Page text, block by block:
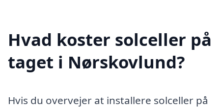
Hvad koster solceller på
taget i Nørskovlund?
Hvis du overvejer at installere solceller på